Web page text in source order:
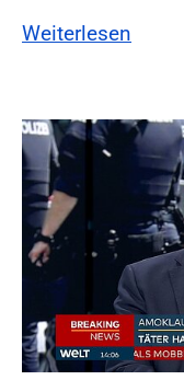
Weiterlesen